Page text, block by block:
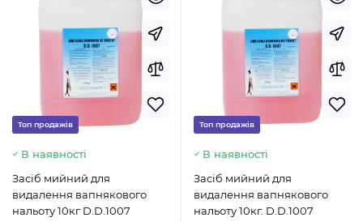
Топ продажів
В наявності
Засіб мийний для
видалення вапнякового
нальоту 10кг D.D.1007
Топ продажів
В наявності
Засіб мийний для
видалення вапнякового
нальоту 10кг. D.D.1007